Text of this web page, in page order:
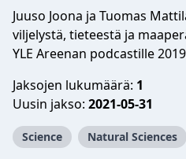
Juuso Joona ja Tuomas
viljelystä, tieteestä ja
YLE Areenan podcastille
Jaksojen lukumäärä: 1
Uusin jakso: 2021-05-31
Science Natural Sciences